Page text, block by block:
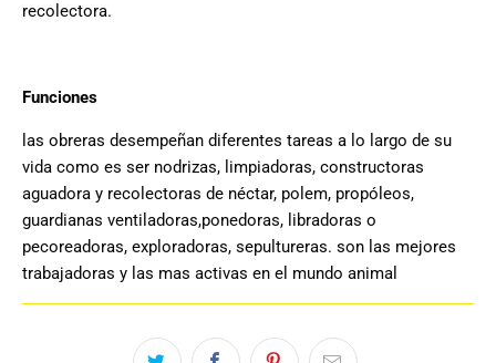
recolectora.
Funciones
las obreras desempeñan diferentes tareas a lo largo de su
vida como es ser nodrizas, limpiadoras, constructoras
aguadora y recolectoras de néctar, polem, propóleos,
guardianas ventiladoras,ponedoras, libradoras o
pecoreadoras, exploradoras, sepultureras. son las mejores
trabajadoras y las mas activas en el mundo animal